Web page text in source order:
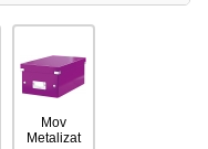
Mov
Metalizat